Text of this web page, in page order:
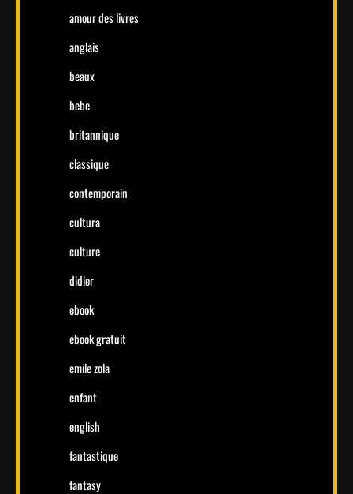
amour des livres
anglais
beaux
bebe
britannique
classique
contemporain
cultura
culture
didier
ebook
ebook gratuit
emile zola
enfant
english
fantastique
fantasy